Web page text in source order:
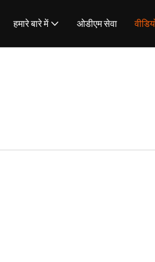
हमारे बारे में ओडीएम सेवा